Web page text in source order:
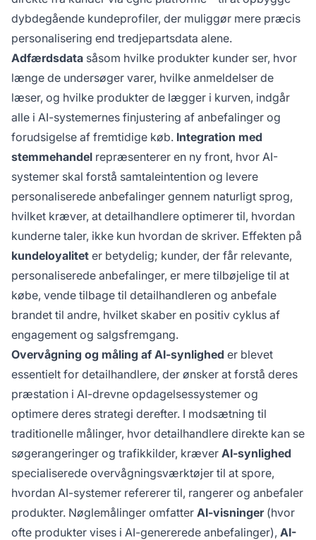
dybdegående kundeprofiler, der muliggør mere præcis
personalisering end tredjepartsdata alene.
Adfærdsdata såsom hvilke produkter kunder ser, hvor
længe de undersøger varer, hvilke anmeldelser de
læser, og hvilke produkter de lægger i kurven, indgår
alle i AI-systemernes finjustering af anbefalinger og
forudsigelse af fremtidige køb. Integration med
stemmehandel repræsenterer en ny front, hvor AI-
systemer skal forstå samtaleintention og levere
personaliserede anbefalinger gennem naturligt sprog,
hvilket kræver, at detailhandlere optimerer til, hvordan
kunderne taler, ikke kun hvordan de skriver. Effekten på
kundeloyalitet er betydelig; kunder, der får relevante,
personaliserede anbefalinger, er mere tilbøjelige til at
købe, vende tilbage til detailhandleren og anbefale
brandet til andre, hvilket skaber en positiv cyklus af
engagement og salgsfremgang.
Overvågning og måling af AI-synlighed er blevet
essentielt for detailhandlere, der ønsker at forstå deres
præstation i AI-drevne opdagelsessystemer og
optimere deres strategi derefter. I modsætning til
traditionelle målinger, hvor detailhandlere direkte kan se
søgerangeringer og trafikkilder, kræver AI-synlighed
specialiserede overvågningsværktøjer til at spore,
hvordan AI-systemer refererer til, rangerer og anbefaler
produkter. Nøglemålinger omfatter AI-visninger(hvor
ofte produkter vises i AI-genererede anbefalinger), AI-